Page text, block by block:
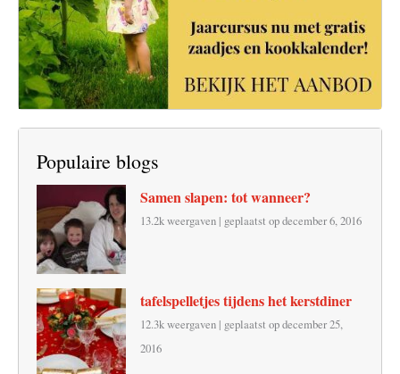
Populaire blogs
Samen slapen: tot wanneer?
13.2k weergaven | geplaatst op december 6, 2016
tafelspelletjes tijdens het kerstdiner
12.3k weergaven | geplaatst op december 25,
2016